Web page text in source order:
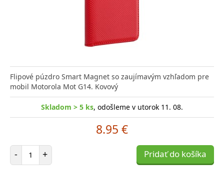
Flipové púzdro Smart Magnet so zaujímavým vzhľadom pre
mobil Motorola Mot G14. Kovový
Skladom > 5 ks, odošleme v utorok 11. 08.
8.95 €
- Počet položiek
+ Pridať do košíka